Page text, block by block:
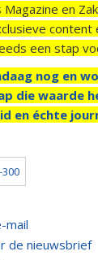
en
content
een stap
nog en
die waarde
en échte
mail
de nieuwsbrief